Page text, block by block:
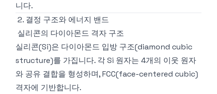
니다.
2. 결정 구조와 에너지 밴드
실리콘의 다이아몬드 격자 구조
실리콘(Si)은 다이아몬드 입방 구조(diamond cubic
structure)를 가집니다. 각 Si 원자는 4개의 이웃 원자
와 공유 결합을 형성하며, FCC(face-centered cubic)
격자에 기반합니다.